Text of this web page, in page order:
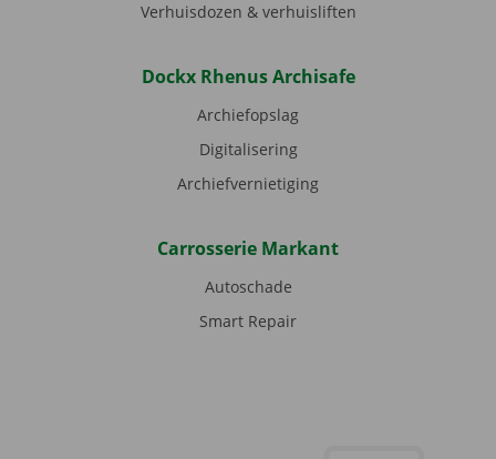
Verhuisdozen & verhuisliften
Dockx Rhenus Archisafe
Archiefopslag
Digitalisering
Archiefvernietiging
Carrosserie Markant
Autoschade
Smart Repair